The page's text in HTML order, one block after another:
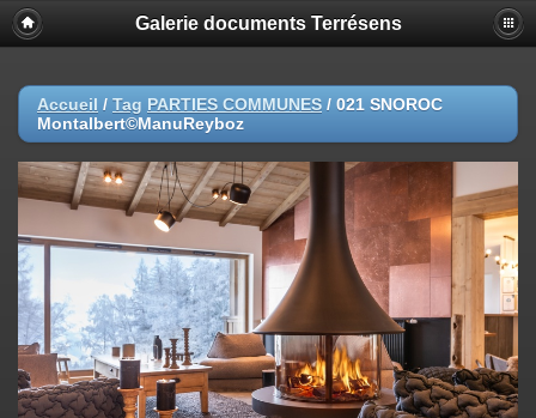
Galerie documents Terrésens
Accueil / Tag PARTIES COMMUNES / 021 SNOROC
Montalbert©ManuReyboz